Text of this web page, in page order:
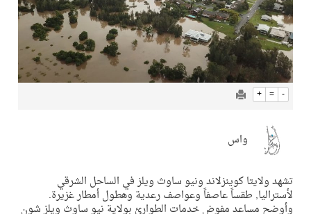
المنتخب السعودي ينافس (64) دولة في أولمبياد الفلك والفيزياء الفلكية الدولي بالهند
+ = -
واس
تشهد ولايتا كوينزلاند ونيو ساوث ويلز في الساحل الشرقي
لأستراليا, طقساً عاصفاً وعواصف رعدية وهطول أمطار غزيرة.
وأوضح مساعد مفوض خدمات الطوارئ بولاية نيو ساوث ويلز شون